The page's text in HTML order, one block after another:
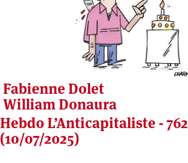
Fabienne Dolet
William Donaura
Hebdo L’Anticapitaliste - 762
(10/07/2025)